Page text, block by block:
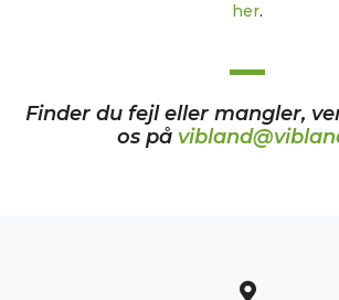
her.
Finder du fejl eller mangler,
os på